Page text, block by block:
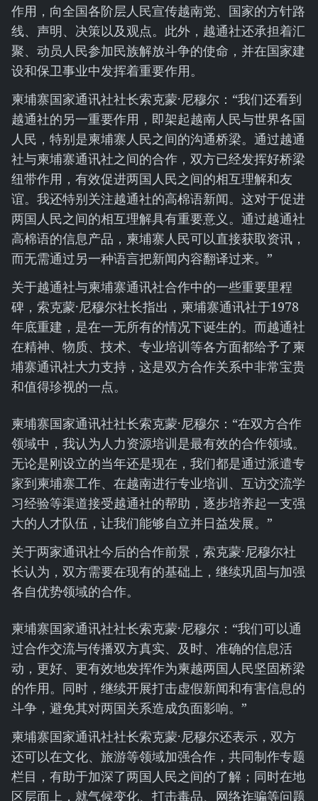
作用，向全国各阶层人民宣传越南党、国家的方针路
线、声明、决策以及观点。此外，越通社还承担着汇
聚、动员人民参加民族解放斗争的使命，并在国家建
设和保卫事业中发挥着重要作用。
柬埔寨国家通讯社社长索克蒙·尼穆尔：“我们还看到
越通社的另一重要作用，即架起越南人民与世界各国
人民，特别是柬埔寨人民之间的沟通桥梁。通过越通
社与柬埔寨通讯社之间的合作，双方已经发挥好桥梁
纽带作用，有效促进两国人民之间的相互理解和友
谊。我还特别关注越通社的高棉语新闻。这对于促进
两国人民之间的相互理解具有重要意义。通过越通社
高棉语的信息产品，柬埔寨人民可以直接获取资讯，
而无需通过另一种语言把新闻内容翻译过来。”
关于越通社与柬埔寨通讯社合作中的一些重要里程
碑，索克蒙·尼穆尔社长指出，柬埔寨通讯社于1978
年底重建，是在一无所有的情况下诞生的。而越通社
在精神、物质、技术、专业培训等各方面都给予了柬
埔寨通讯社大力支持，这是双方合作关系中非常宝贵
和值得珍视的一点。
柬埔寨国家通讯社社长索克蒙·尼穆尔：“在双方合作
领域中，我认为人力资源培训是最有效的合作领域。
无论是刚设立的当年还是现在，我们都是通过派遣专
家到柬埔寨工作、在越南进行专业培训、互访交流学
习经验等渠道接受越通社的帮助，逐步培养起一支强
大的人才队伍，让我们能够自立并日益发展。”
关于两家通讯社今后的合作前景，索克蒙·尼穆尔社
长认为，双方需要在现有的基础上，继续巩固与加强
各自优势领域的合作。
柬埔寨国家通讯社社长索克蒙·尼穆尔：“我们可以通
过合作交流与传播双方真实、及时、准确的信息活
动，更好、更有效地发挥作为柬越两国人民坚固桥梁
的作用。同时，继续开展打击虚假新闻和有害信息的
斗争，避免其对两国关系造成负面影响。”
柬埔寨国家通讯社社长索克蒙·尼穆尔还表示，双方
还可以在文化、旅游等领域加强合作，共同制作专题
栏目，有助于加深了两国人民之间的了解；同时在地
区层面上，就气候变化、打击毒品、网络诈骗等问题